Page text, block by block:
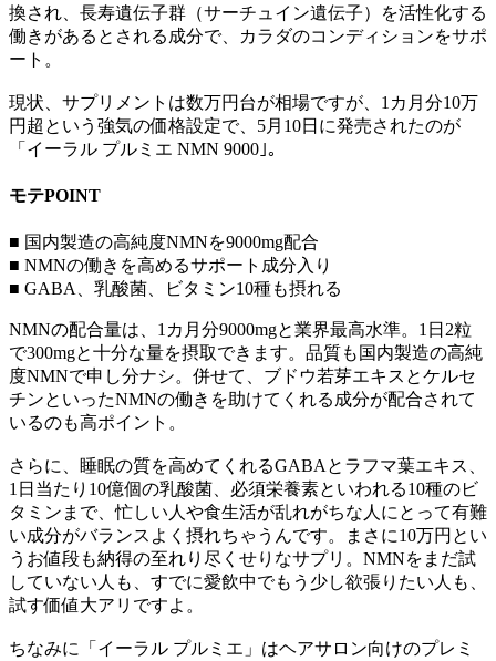
換され、長寿遺伝子群（サーチュイン遺伝子）を活性化する
働きがあるとされる成分で、カラダのコンディションをサポ
ート。
現状、サプリメントは数万円台が相場ですが、1カ月分10万
円超という強気の価格設定で、5月10日に発売されたのが
「イーラル プルミエ NMN 9000｣。
モテPOINT
■ 国内製造の高純度NMNを9000mg配合
■ NMNの働きを高めるサポート成分入り
■ GABA、乳酸菌、ビタミン10種も摂れる
NMNの配合量は、1カ月分9000mgと業界最高水準。1日2粒
で300mgと十分な量を摂取できます。品質も国内製造の高純
度NMNで申し分ナシ。併せて、ブドウ若芽エキスとケルセ
チンといったNMNの働きを助けてくれる成分が配合されて
いるのも高ポイント。
さらに、睡眠の質を高めてくれるGABAとラフマ葉エキス、
1日当たり10億個の乳酸菌、必須栄養素といわれる10種のビ
タミンまで、忙しい人や食生活が乱れがちな人にとって有難
い成分がバランスよく摂れちゃうんです。まさに10万円とい
うお値段も納得の至れり尽くせりなサプリ。NMNをまだ試
していない人も、すでに愛飲中でもう少し欲張りたい人も、
試す価値大アリですよ。
ちなみに「イーラル プルミエ」はヘアサロン向けのプレミ